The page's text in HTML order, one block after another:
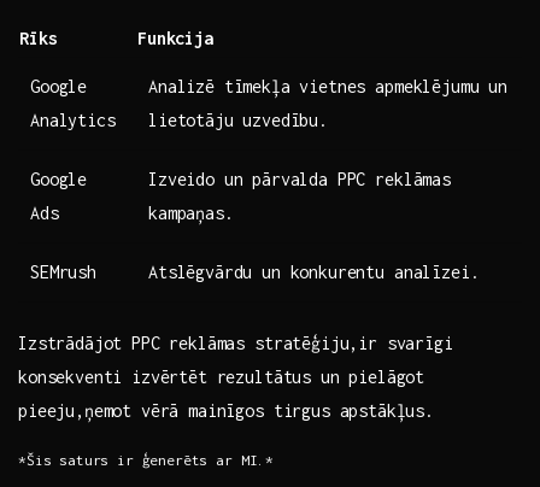
Rīks Funkcija
Google
Analytics
Analizē tīmekļa vietnes apmeklējumu un
lietotāju uzvedību.
Google
Ads
Izveido un pārvalda PPC reklāmas
kampaņas.
SEMrush Atslēgvārdu un konkurentu analīzei.
Izstrādājot PPC reklāmas stratēģiju,ir svarīgi
konsekventi izvērtēt rezultātus un pielāgot
pieeju,ņemot vērā mainīgos tirgus apstākļus.
*Šis saturs ir ģenerēts ar MI.*